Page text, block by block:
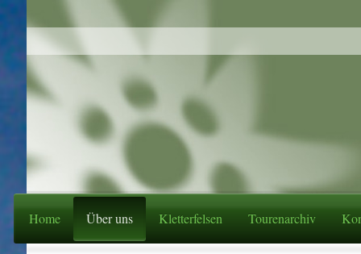
Home Über uns Kletterfelsen Tourenarchiv